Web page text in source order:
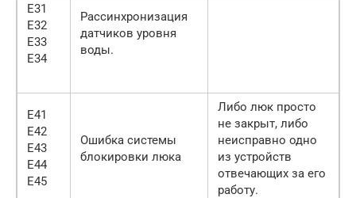
Е31
Е32
Е33
Е34
Рассинхронизация
датчиков уровня
воды.
Е41
Е42
Е43
Е44
Е45
Ошибка системы
блокировки люка
Либо люк просто
не закрыт, либо
неисправно одно
из устройств
отвечающих за его
работу.